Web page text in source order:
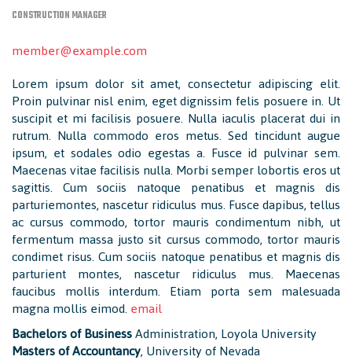
CONSTRUCTION MANAGER
member@example.com
Lorem ipsum dolor sit amet, consectetur adipiscing elit.
Proin pulvinar nisl enim, eget dignissim felis posuere in. Ut
suscipit et mi facilisis posuere. Nulla iaculis placerat dui in
rutrum. Nulla commodo eros metus. Sed tincidunt augue
ipsum, et sodales odio egestas a. Fusce id pulvinar sem.
Maecenas vitae facilisis nulla. Morbi semper lobortis eros ut
sagittis. Cum sociis natoque penatibus et magnis dis
parturiemontes, nascetur ridiculus mus. Fusce dapibus, tellus
ac cursus commodo, tortor mauris condimentum nibh, ut
fermentum massa justo sit cursus commodo, tortor mauris
condimet risus. Cum sociis natoque penatibus et magnis dis
parturient montes, nascetur ridiculus mus. Maecenas
faucibus mollis interdum. Etiam porta sem malesuada
magna mollis eimod.email
Bachelors of BusinessAdministration, Loyola University
Masters of Accountancy, University of Nevada